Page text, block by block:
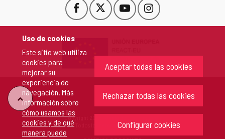
Uso de cookies
Este sitio web utiliza
cookies para
mejorar su
experiencia de
navegación. Más
información sobre
cómo usamos las
cookies y de qué
manera puede
Aceptar todas las cookies
Rechazar todas las cookies
Configurar cookies
Facebook
Este
enlace
en
nueva.
Este
enlace
una
ventana
nueva.
YouTube
Este
enlace
una
ventana
nueva.
Instagram
Este
enlace
una
ventana
nueva.
"Volver
arriba"
Copyright 2026 - Junta de Castilla y León
Todos los derechos reservados.